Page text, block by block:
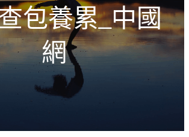
包養累_中國
網